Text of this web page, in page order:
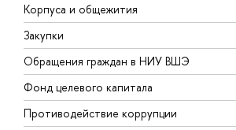
Корпуса и общежития
Закупки
Обращения граждан в НИУ ВШЭ
Фонд целевого капитала
Противодействие коррупции